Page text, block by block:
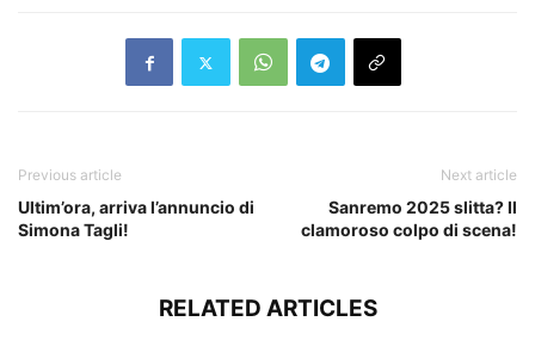
Previous article
Ultim’ora, arriva l’annuncio di
Simona Tagli!
Next article
Sanremo 2025 slitta? Il
clamoroso colpo di scena!
RELATED ARTICLES